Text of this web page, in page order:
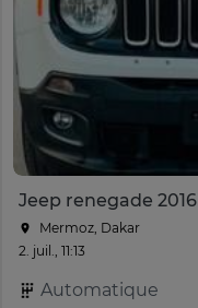
Jeep renegade 2016
Mermoz, Dakar
2. juil., 11:13
Automatique